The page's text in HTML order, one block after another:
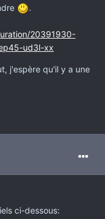
.
20391930-
ud3l-xx
j'espère qu'il y a une
ci-dessous: